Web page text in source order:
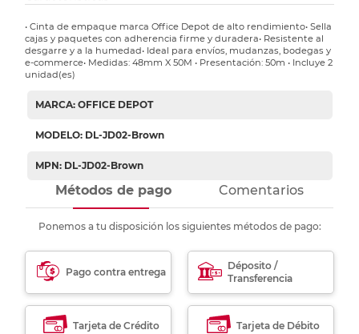
• Cinta de empaque marca Office Depot de alto rendimiento• Sella
cajas y paquetes con adherencia firme y duradera• Resistente al
desgarre y a la humedad• Ideal para envíos, mudanzas, bodegas y
e-commerce• Medidas: 48mm X 50M • Presentación: 50m • Incluye 2
unidad(es)
MARCA: OFFICE DEPOT
MODELO: DL-JD02-Brown
MPN: DL-JD02-Brown
Métodos de pago Comentarios
Ponemos a tu disposición los siguientes métodos de pago:
Pago contra entrega
Déposito /
Transferencia
Tarjeta de Crédito Tarjeta de Débito